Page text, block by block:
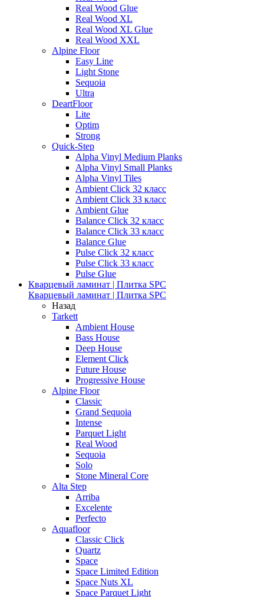
Real Wood Glue
Real Wood XL
Real Wood XL Glue
Real Wood XXL
Alpine Floor
Easy Line
Light Stone
Sequoia
Ultra
DeartFloor
Lite
Optim
Strong
Quick-Step
Alpha Vinyl Medium Planks
Alpha Vinyl Small Planks
Alpha Vinyl Tiles
Ambient Click 32 класс
Ambient Click 33 класс
Ambient Glue
Balance Click 32 класс
Balance Click 33 класс
Balance Glue
Pulse Click 32 класс
Pulse Click 33 класс
Pulse Glue
Кварцевый ламинат | Плитка SPC
Кварцевый ламинат | Плитка SPC
Назад
Tarkett
Ambient House
Bass House
Deep House
Element Click
Future House
Progressive House
Alpine Floor
Classic
Grand Sequoia
Intense
Parquet Light
Real Wood
Sequoia
Solo
Stone Mineral Core
Alta Step
Arriba
Excelente
Perfecto
Aquafloor
Classic Click
Quartz
Space
Space Limited Edition
Space Nuts XL
Space Parquet Light